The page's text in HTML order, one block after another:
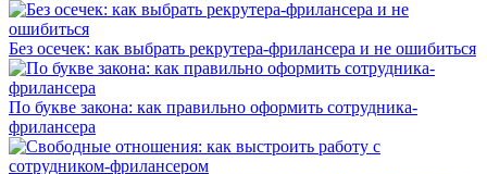
Без осечек: как выбрать рекрутера-фрилансера и не ошибиться
По букве закона: как правильно оформить сотрудника-
фрилансера